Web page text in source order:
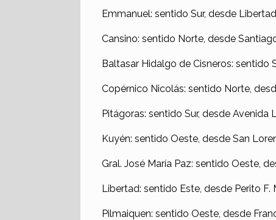
Emmanuel: sentido Sur, desde
Cansino: sentido Norte, desde
Baltasar Hidalgo de Cisneros: sentido
Copérnico Nicolás: sentido Norte,
Pitágoras: sentido Sur, desde Avenida
Kuyén: sentido Oeste, desde San
Gral. José María Paz: sentido Oeste,
Libertad: sentido Este, desde Perito F.
Pilmaiquen: sentido Oeste, desde